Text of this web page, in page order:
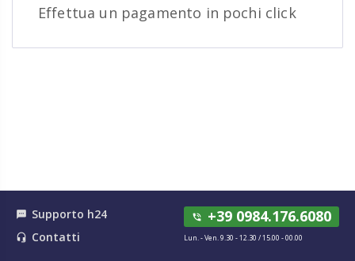
Effettua un pagamento in pochi click
textsms Supporto h24
headset_mic Contatti
phone_in_talk +39 0984.176.6080
Lun. - Ven. 9.30 - 12.30 / 15.00 - 00.00